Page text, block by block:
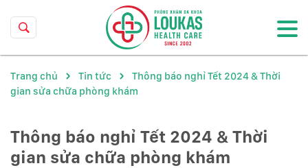
Trang chủ Tin tức
Thông báo nghỉ Tết 2024 & Thời
gian sửa chữa phòng khám
Thông báo nghỉ Tết 2024 & Thời
gian sửa chữa phòng khám